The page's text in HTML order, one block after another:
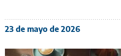
23 de mayo de 2026